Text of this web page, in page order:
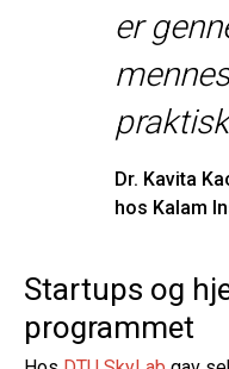
er
Dr. Kavita
hos Kalam
Startups og
programmet